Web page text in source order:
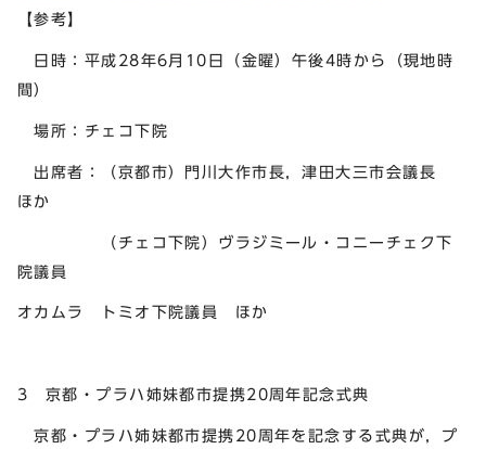
【参考】
日時：平成28年6月10日（金曜）午後4時から（現地時
間）
場所：チェコ下院
出席者：（京都市）門川大作市長，津田大三市会議長
ほか
（チェコ下院）ヴラジミール・コニーチェク下
院議員
オカムラ トミオ下院議員 ほか
3 京都・プラハ姉妹都市提携20周年記念式典
京都・プラハ姉妹都市提携20周年を記念する式典が，プ